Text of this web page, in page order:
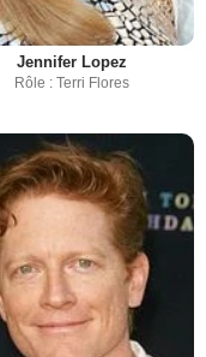
Jennifer Lopez
Rôle : Terri Flores